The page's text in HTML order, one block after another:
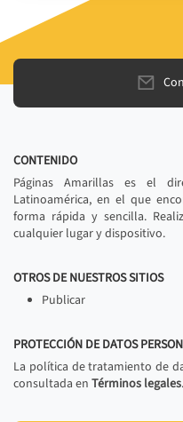
CONTENIDO
Páginas Amarillas es el
Latinoamérica, en el que
forma rápida y sencilla.
cualquier lugar y dispositivo.
OTROS DE NUESTROS SITIOS
Publicar
PROTECCIÓN DE DATOS
La política de tratamiento de
consultada en Términos legales.